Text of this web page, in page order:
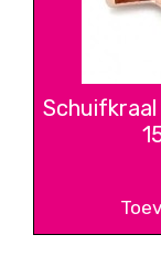
Schuifkraal